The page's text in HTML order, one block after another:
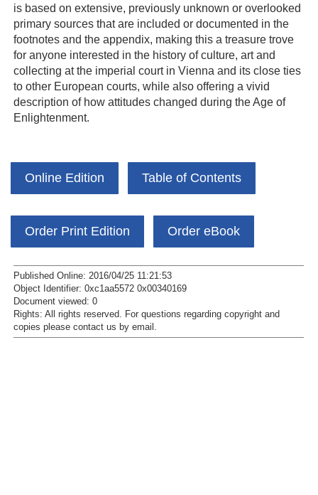
is based on extensive, previously unknown or overlooked
primary sources that are included or documented in the
footnotes and the appendix, making this a treasure trove
for anyone interested in the history of culture, art and
collecting at the imperial court in Vienna and its close ties
to other European courts, while also offering a vivid
description of how attitudes changed during the Age of
Enlightenment.
Online Edition Table of Contents
Order Print Edition Order eBook
Published Online: 2016/04/25 11:21:53
Object Identifier: 0xc1aa5572 0x00340169
Document viewed: 0
Rights: All rights reserved.
For questions regarding copyright and
copies please contact us by email